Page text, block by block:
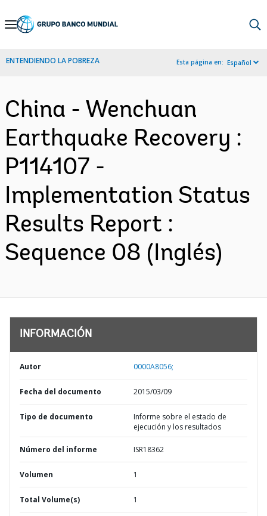
Skip
Navigation
ENTENDIENDO LA POBREZA Esta página en: Español
China - Wenchuan
Earthquake Recovery :
P114107 -
Implementation Status
Results Report :
Sequence 08 (Inglés)
INFORMACIÓN
Autor 0000A8056;
Fecha del documento 2015/03/09
Tipo de documento
Informe sobre el estado de
ejecución y los resultados
Número del informe ISR18362
Volumen 1
Total Volume(s) 1